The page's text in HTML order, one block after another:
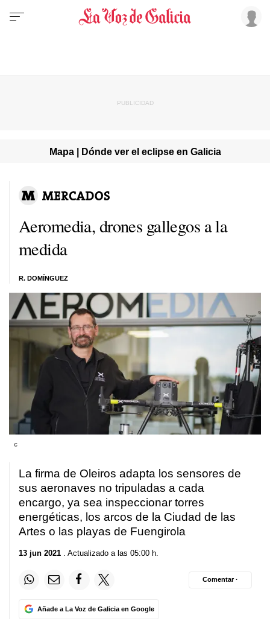
Mapa | Dónde ver el eclipse en Galicia
Aeromedia, drones gallegos a la
medida
R. DOMÍNGUEZ
c
La firma de Oleiros adapta los sensores de
sus aeronaves no tripuladas a cada
encargo, ya sea inspeccionar torres
energéticas, los arcos de la Ciudad de las
Artes o las playas de Fuengirola
13 jun 2021 . Actualizado a las 05:00 h.
Añade a La Voz de Galicia en Google
Comentar ·